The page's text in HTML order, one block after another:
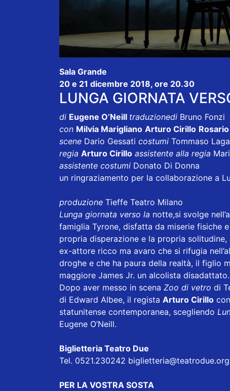
Sala Grande
20 e 21 dicembre 2018, ore 20.30
LUNGA GIORNATA
di Eugene O’Neill traduzionedi Bruno Fonzi
con Milvia Marigliano Arturo Cirillo
scene Dario Gessati costumi Tommaso
regia Arturo Cirillo assistente alla regia
assistente costumi Donato Di Donna
un ringraziamento per la collaborazione a
produzione Tieffe Teatro Milano
Lunga giornata verso la notte,si svolge
famiglia Tyrone, disfatta da miserie fisiche
propria disperazione e la propria
ex-attore ricco ma avaro che si rifugia
droghe e che ha paura della realtà, il figlio
maggiore James Jr. un alcolista disadattato.
Dopo aver messo in scena Zoo di vetro di
di Edward Albee, il regista Arturo Cirillo
statunitense contemporanea, scegliendo
Eugene O’Neill.
Biglietteria Teatro Due
Tel. 0521.230242 biglietteria@teatrodue.org
PER LA VOSTRA SOSTA